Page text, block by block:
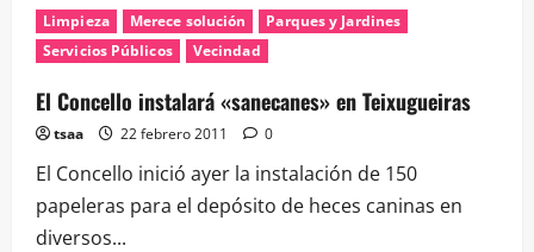
9ª
LIGA
COLEXIOS
LINCO
XORNADA
4ª
–
VENRES
25
FEBREIRO
Limpieza Merece solución
Parques y Jardines
Servicios Públicos
Vecindad
El Concello instalará «sanecanes» en Teixugueiras
tsaa 22 febrero 2011 0
El Concello inició ayer la instalación de 150
papeleras para el depósito de heces caninas en
diversos...